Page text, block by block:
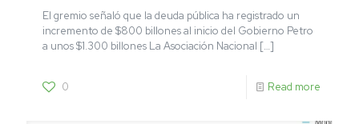
El gremio señaló que la deuda pública ha registrado un
incremento de $800 billones al inicio del Gobierno Petro
a unos $1.300 billones La Asociación Nacional […]
0 Read more